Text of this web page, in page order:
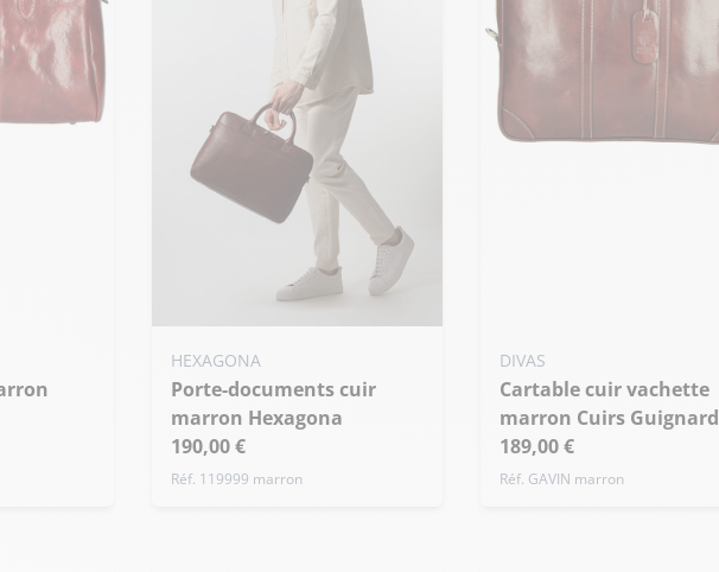
HEXAGONA
Porte-documents cuir
marron Hexagona
190,00 €
Réf. 119999 marron
DIVAS
Cartable cuir vachette
marron Cuirs Guignard
189,00 €
Réf. GAVIN marron